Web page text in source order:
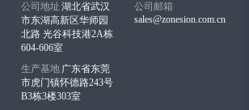
公司地址 湖北省武汉
市东湖高新区华师园
北路 光谷科技港2A栋
604-606室
生产基地 广东省东莞
市虎门镇怀德路243号
B3栋3楼303室
公司邮箱
sales@zonesion.com.cn